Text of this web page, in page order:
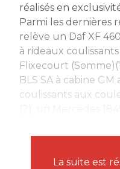
réalisés en
Parmi les dernières
relève un Daf XF
à rideaux
Flixecourt
BLS SA à cabine
coulissants aux
La suite est